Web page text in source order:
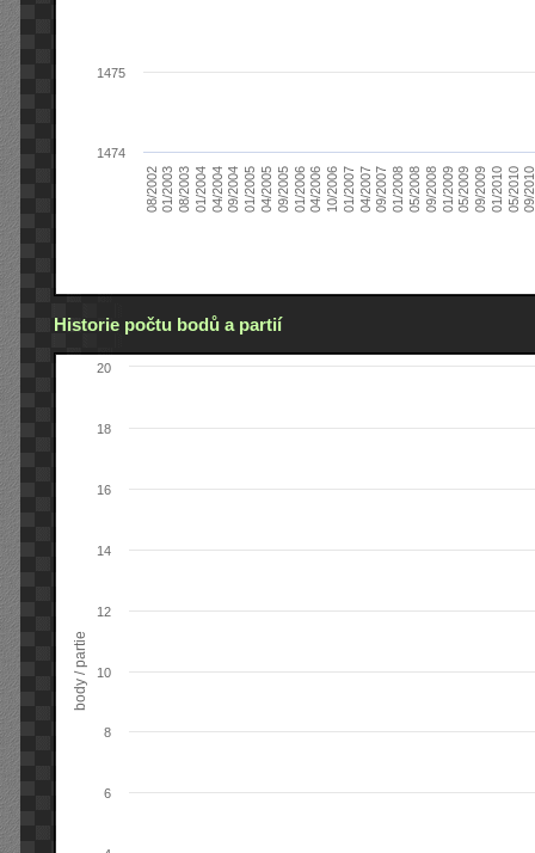
08/200201/200308/200301/200404/200409/200401/200504/200509/200501/200604/200610/200601/200704/200709/200701/200805/200809/200801/200905/200909/200901/201005/201009/
1474
1475
Historie počtu bodů a partií
body / partie
6
8
10
12
14
16
18
20